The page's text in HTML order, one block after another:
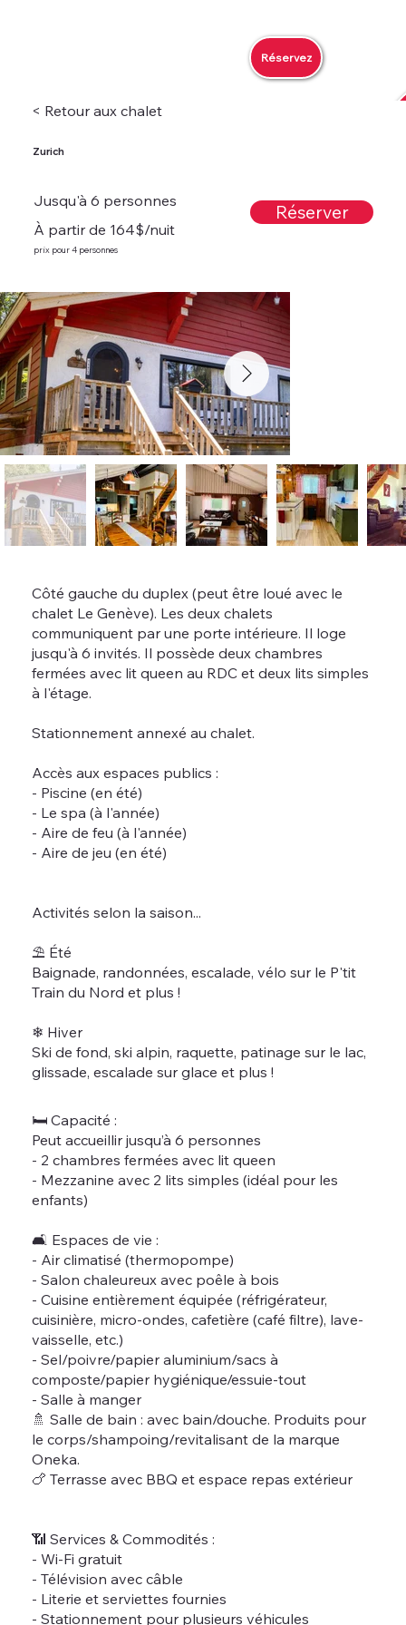
Réservez
< Retour aux chalet
Zurich
Jusqu'à 6 personnes
À partir de 164$/nuit
prix pour 4 personnes
Réserver
Côté gauche du duplex (peut être loué avec le
chalet Le Genève). Les deux chalets
communiquent par une porte intérieure. Il loge
jusqu'à 6 invités. Il possède deux chambres
fermées avec lit queen au RDC et deux lits simples
à l'étage.
Stationnement annexé au chalet.
Accès aux espaces publics :
- Piscine (en été)
- Le spa (à l'année)
- Aire de feu (à l'année)
- Aire de jeu (en été)
Activités selon la saison...
⛱️ Été
Baignade, randonnées, escalade, vélo sur le P'tit
Train du Nord et plus !
❄ Hiver
Ski de fond, ski alpin, raquette, patinage sur le lac,
glissade, escalade sur glace et plus !
🛏 Capacité :
Peut accueillir jusqu’à 6 personnes
- 2 chambres fermées avec lit queen
- Mezzanine avec 2 lits simples (idéal pour les
enfants)
🛋 Espaces de vie :
- Air climatisé (thermopompe)
- Salon chaleureux avec poêle à bois
- Cuisine entièrement équipée (réfrigérateur,
cuisinière, micro-ondes, cafetière (café filtre), lave-
vaisselle, etc.)
- Sel/poivre/papier aluminium/sacs à
composte/papier hygiénique/essuie-tout
- Salle à manger
🚿 Salle de bain : avec bain/douche. Produits pour
le corps/shampoing/revitalisant de la marque
Oneka.
🍗 Terrasse avec BBQ et espace repas extérieur
📶 Services & Commodités :
- Wi-Fi gratuit
- Télévision avec câble
- Literie et serviettes fournies
- Stationnement pour plusieurs véhicules